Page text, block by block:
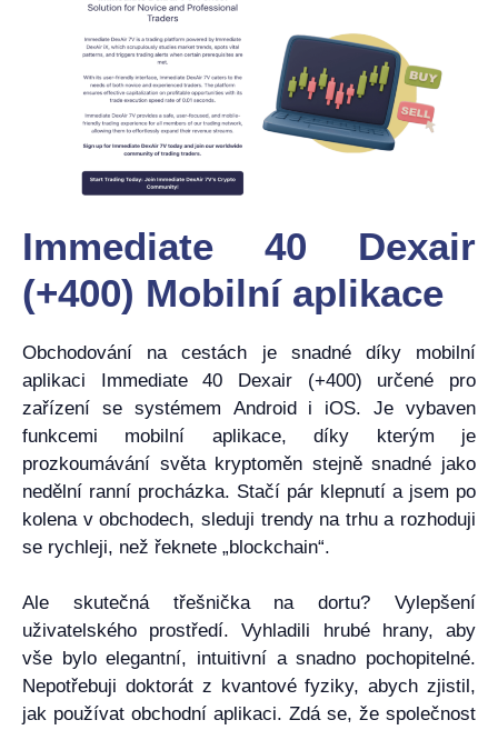
Immediate 40 Dexair
(+400) Mobilní aplikace
Obchodování na cestách je snadné díky mobilní
aplikaci Immediate 40 Dexair (+400) určené pro
zařízení se systémem Android i iOS. Je vybaven
funkcemi mobilní aplikace, díky kterým je
prozkoumávání světa kryptoměn stejně snadné jako
nedělní ranní procházka. Stačí pár klepnutí a jsem po
kolena v obchodech, sleduji trendy na trhu a rozhoduji
se rychleji, než řeknete „blockchain“.
Ale skutečná třešnička na dortu? Vylepšení
uživatelského prostředí. Vyhladili hrubé hrany, aby
vše bylo elegantní, intuitivní a snadno pochopitelné.
Nepotřebuji doktorát z kvantové fyziky, abych zjistil,
jak používat obchodní aplikaci. Zdá se, že společnost